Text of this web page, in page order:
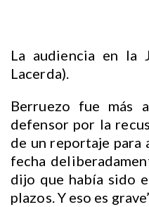
La audiencia en la
Lacerda).
Berruezo fue más
defensor por la
de un reportaje para
fecha
dijo que había sido
plazos. Y eso es